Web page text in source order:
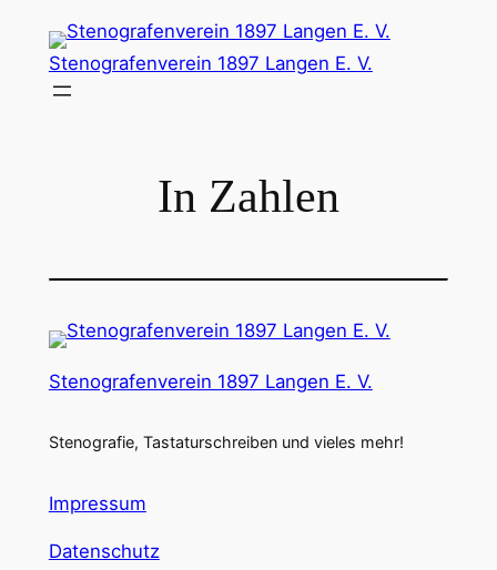
Inhalt
springen
Stenografenverein 1897 Langen E. V.
In Zahlen
Stenografenverein 1897 Langen E. V.
Stenografie, Tastaturschreiben und vieles mehr!
Impressum
Datenschutz